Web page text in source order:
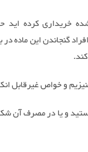
خریداری کرده اید
گنجاندن این ماده در
و خواص غیرقابل
و یا در مصرف آن شک